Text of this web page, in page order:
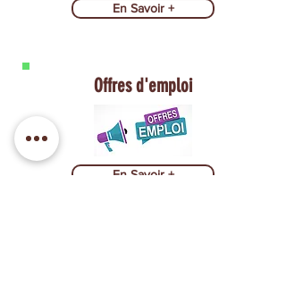
En Savoir +
Offres d'emploi
En Savoir +